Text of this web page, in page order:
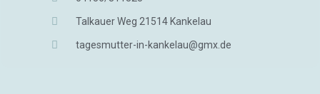
Talkauer Weg 21514 Kankelau
tagesmutter-in-kankelau@gmx.de